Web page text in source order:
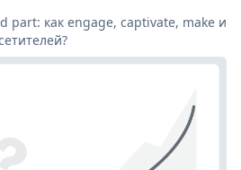
part: как engage, captivate, make и